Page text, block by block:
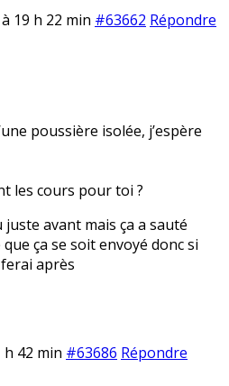
19 h 22 min #63662 Répondre
poussière isolée, j’espère
les cours pour toi ?
juste avant mais ça a sauté
ça se soit envoyé donc si
ferai après
h 42 min #63686 Répondre